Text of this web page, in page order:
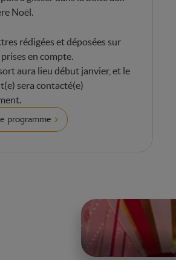
Noël.
rédigées et déposées sur
en compte.
aura lieu début janvier, et le
sera contacté(e)
programme